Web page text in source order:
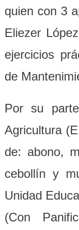
quien con 3
Eliezer
ejercicios
de
Por su
Agricultura
de: abono,
cebollín y
Unidad
(Con